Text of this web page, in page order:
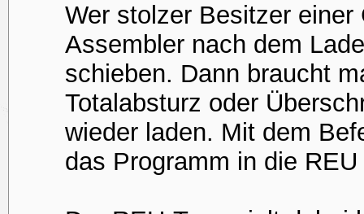
Wer stolzer Besitzer
Assembler nach dem
schieben. Dann braucht
Totalabsturz oder
wieder laden. Mit dem
das Programm in die